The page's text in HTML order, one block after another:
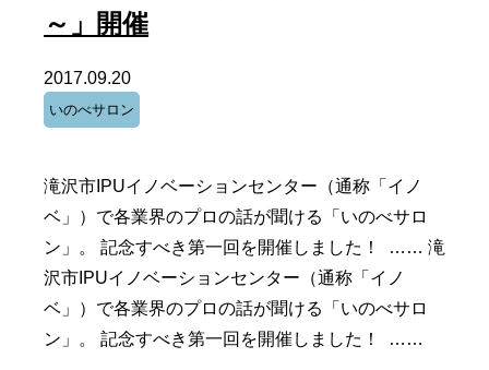
～」開催
2017.09.20
いのべサロン
滝沢市IPUイノベーションセンター（通称「イノ
ベ」）で各業界のプロの話が聞ける「いのべサロ
ン」。 記念すべき第一回を開催しました！ …… 滝
沢市IPUイノベーションセンター（通称「イノ
ベ」）で各業界のプロの話が聞ける「いのべサロ
ン」。 記念すべき第一回を開催しました！ ……